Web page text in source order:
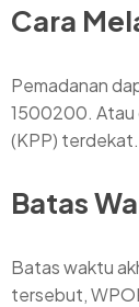
Cara
Pemadanan
1500200. Atau
(KPP) terdekat.
Batas
Batas waktu
tersebut,